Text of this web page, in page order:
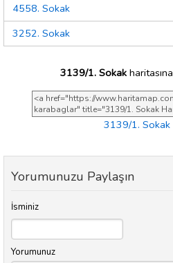
4558. Sokak
3252. Sokak
3139/1. Sokak
3139/1. Sokak
Yorumunuzu Paylaşın
İsminiz
Yorumunuz